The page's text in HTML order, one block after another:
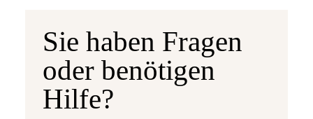
Sie haben Fragen
oder benötigen
Hilfe?